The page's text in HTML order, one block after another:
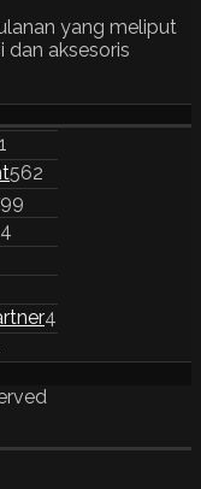
yang meliput
dan aksesoris
562
99
4